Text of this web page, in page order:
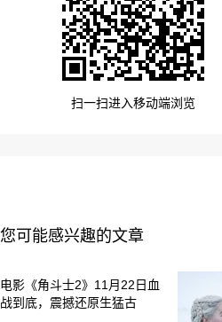
扫一扫进入移动端浏览
您可能感兴趣的文章
电影《角斗士2》11月22日血
战到底，震撼还原生猛古